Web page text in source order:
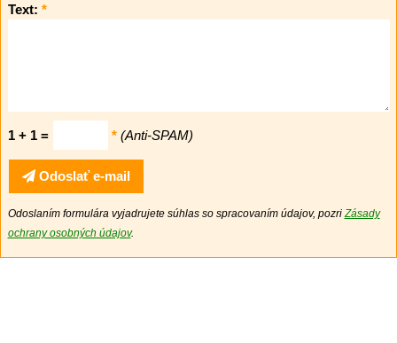
Text: *
1 + 1 = * (Anti-SPAM)
Odoslať e-mail
Odoslaním formulára vyjadrujete súhlas so spracovaním údajov, pozri Zásady
ochrany osobných údajov.